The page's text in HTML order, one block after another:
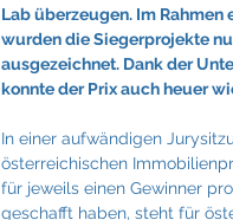
NTT Data
Lab überzeugen. Im Rahmen
wurden die Siegerprojekte
ausgezeichnet. Dank der
konnte der Prix auch heuer
In einer aufwändigen
österreichischen
für jeweils einen Gewinner
geschafft haben, steht für